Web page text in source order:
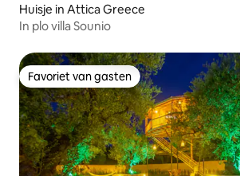
Huisje in Attica Greece
In plo villa Sounio
Favoriet van gasten
Favoriet van gasten